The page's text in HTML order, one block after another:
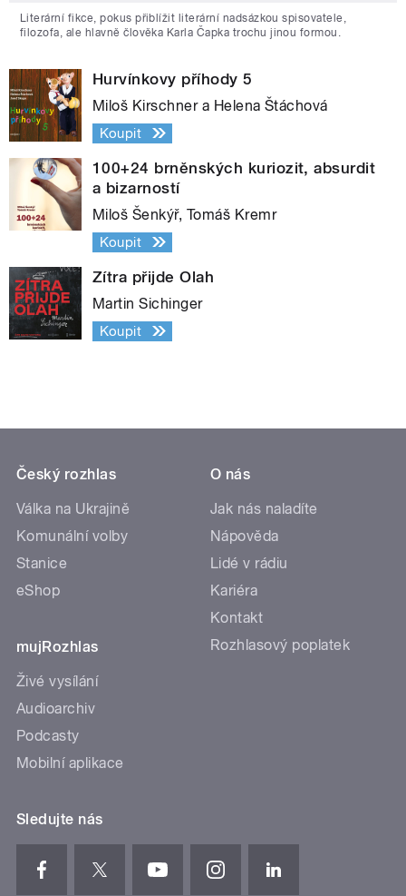
Literární fikce, pokus přiblížit literární nadsázkou spisovatele,
filozofa, ale hlavně člověka Karla Čapka trochu jinou formou.
Hurvínkovy příhody 5
Miloš Kirschner a Helena Štáchová
Koupit
100+24 brněnských kuriozit, absurdit
a bizarností
Miloš Šenkýř, Tomáš Kremr
Koupit
Zítra přijde Olah
Martin Sichinger
Koupit
Český rozhlas
Válka na Ukrajině
Komunální volby
Stanice
eShop
mujRozhlas
Živé vysílání
Audioarchiv
Podcasty
Mobilní aplikace
O nás
Jak nás naladíte
Nápověda
Lidé v rádiu
Kariéra
Kontakt
Rozhlasový poplatek
Sledujte nás